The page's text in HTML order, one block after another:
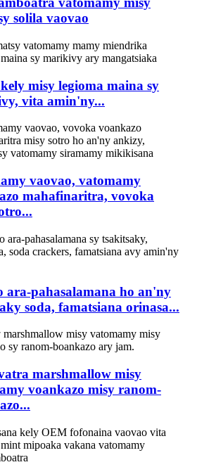
solila vaovao
misy legioma maina sy
vita amin'ny...
vaovao, vatomamy
mahafinaritra, vovoka
ara-pahasalamana ho an'ny
soda, famatsiana orinasa...
marshmallow misy
voankazo misy ranom-